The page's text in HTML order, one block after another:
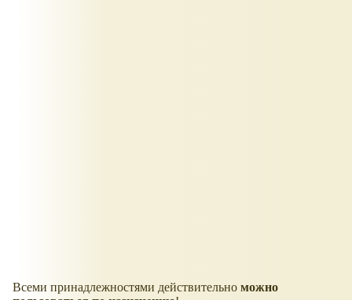
Всеми принадлежностями действительно можно